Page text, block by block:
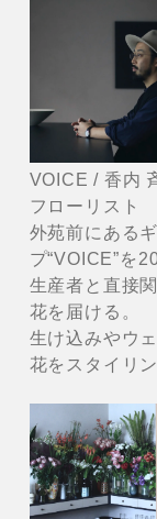
VOICE / 香内
フローリスト
外苑前にある
プ“VOICE”を
生産者と直接
花を届ける。
生け込みやウ
花をスタイリ